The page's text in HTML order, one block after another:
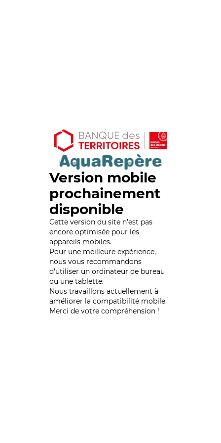
Version mobile
prochainement
disponible
Cette version du site n’est pas
encore optimisée pour les
appareils mobiles.
Pour une meilleure expérience,
nous vous recommandons
d'utiliser un ordinateur de bureau
ou une tablette.
Nous travaillons actuellement à
améliorer la compatibilité mobile.
Merci de votre compréhension !